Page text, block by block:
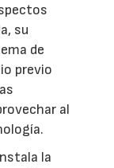
su
de
previo
al
la